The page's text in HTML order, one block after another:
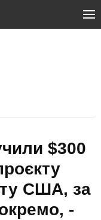
$300
США, за
-